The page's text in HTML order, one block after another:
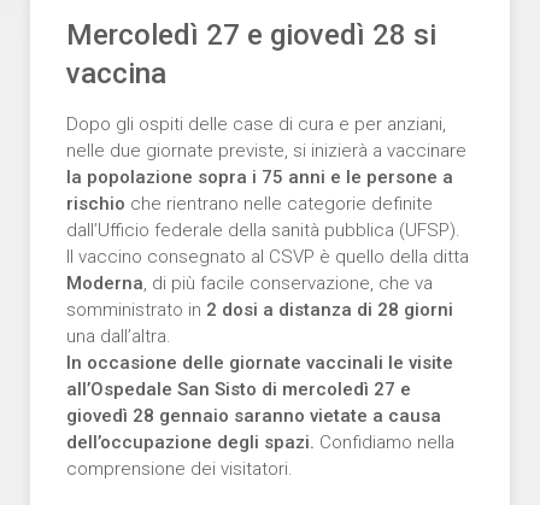
Mercoledì 27 e giovedì 28 si
vaccina
Dopo gli ospiti delle case di cura e per anziani,
nelle due giornate previste, si inizierà a vaccinare
la popolazione sopra i 75 anni e le persone a
rischio che rientrano nelle categorie definite
dall’Ufficio federale della sanità pubblica (UFSP).
Il vaccino consegnato al CSVP è quello della ditta
Moderna, di più facile conservazione, che va
somministrato in 2 dosi a distanza di 28 giorni
una dall’altra.
In occasione delle giornate vaccinali le visite
all’Ospedale San Sisto di mercoledì 27 e
giovedì 28 gennaio saranno vietate a causa
dell’occupazione degli spazi. Confidiamo nella
comprensione dei visitatori.